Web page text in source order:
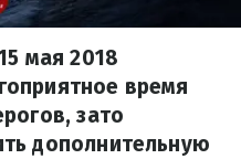
мая 2018
время
зато
дополнительную